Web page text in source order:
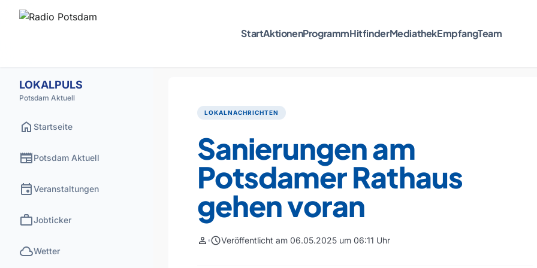
StartAktionenProgrammHitfinderMediathekEmpfangTeam
LOKALPULS
Potsdam Aktuell
home Startseite
newspaperPotsdam Aktuell
eventVeranstaltungen
workJobticker
cloudWetter
LOKALNACHRICHTEN
Sanierungen am
Potsdamer Rathaus
gehen voran
person scheduleVeröffentlicht am 06.05.2025 um 06:11 Uhr